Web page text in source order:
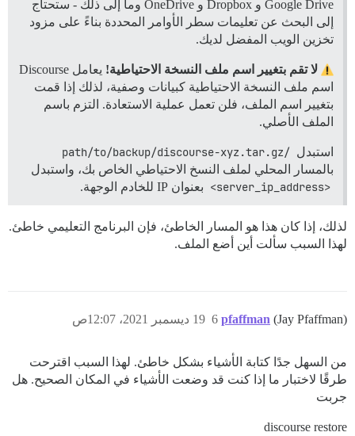
Google Drive و Dropbox و OneDrive وما إلى ذلك - ستحتاج
إلى البحث عن تعليمات سطر الأوامر المحددة بناءً على مزود
تخزين الويب المفضل لديك.
لا تقم بتغيير اسم ملف النسخة الاحتياطية!
يعامل Discourse
اسم ملف النسخة الاحتياطية كبيانات وصفية، لذلك إذا قمت
بتغيير اسم الملف، فلن تعمل عملية الاستعادة. التزم باسم
الملف الأصلي.
استبدل /path/to/backup/discourse-xyz.tar.gz
بالمسار المحلي لملف النسخ الاحتياطي الخاص بك، واستبدل
<server_ip_address> بعنوان IP للخادم الوجهة.
لذلك، إذا كان هذا هو المسار الخاطئ، فإن البرنامج التعليمي خاطئ.
لهذا السبب سألت أين أضع الملف.
pfaffman (Jay Pfaffman) 19 ديسمبر 2021، 12:07ص 6
من السهل جدًا كتابة الأشياء بشكل خاطئ. لهذا السبب اقترحت
طرقًا لاختبار ما إذا كنت قد وضعت الأشياء في المكان الصحيح. هل
جربت
discourse restore